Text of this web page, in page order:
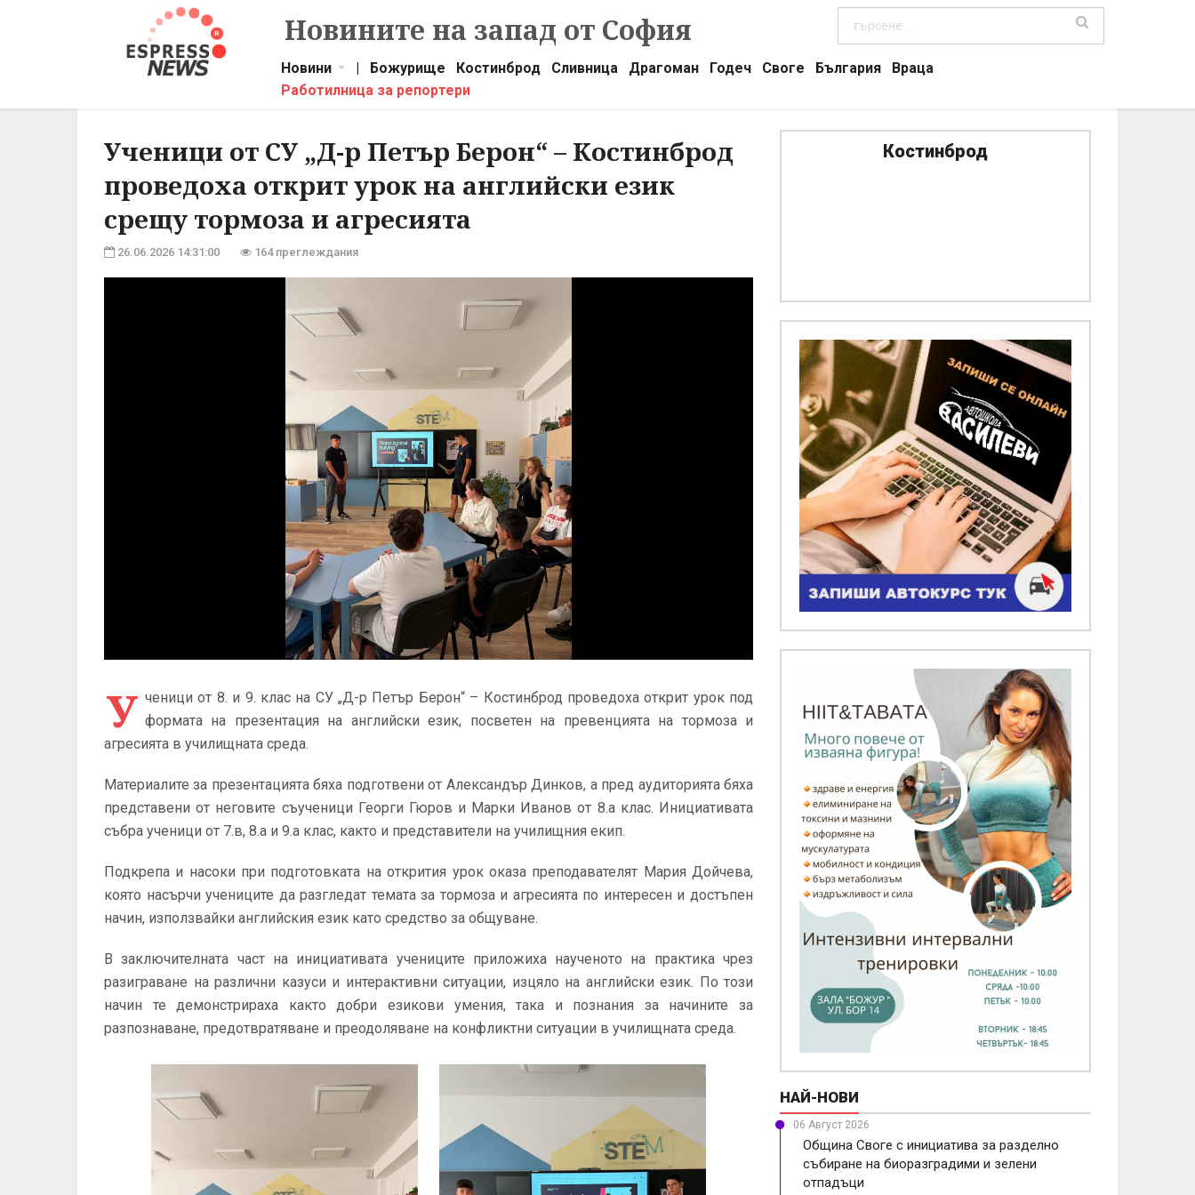
Новините на запад от София
Новини | Божурище Костинброд Сливница Драгоман Годеч Своге България
Враца
Работилница за репортери
Ученици от СУ „Д-р Петър Берон“ – Костинброд
проведоха открит урок на английски език
срещу тормоза и агресията
26.06.2026 14:31:00 164 преглеждания
У ченици от 8. и 9. клас на СУ „Д-р Петър Берон“ – Костинброд проведоха открит урок под
формата на презентация на английски език, посветен на превенцията на тормоза и
агресията в училищната среда.
Материалите за презентацията бяха подготвени от Александър Динков, а пред аудиторията бяха
представени от неговите съученици Георги Гюров и Марки Иванов от 8.а клас. Инициативата
събра ученици от 7.в, 8.а и 9.а клас, както и представители на училищния екип.
Подкрепа и насоки при подготовката на открития урок оказа преподавателят Мария Дойчева,
която насърчи учениците да разгледат темата за тормоза и агресията по интересен и достъпен
начин, използвайки английския език като средство за общуване.
В заключителната част на инициативата учениците приложиха наученото на практика чрез
разиграване на различни казуси и интерактивни ситуации, изцяло на английски език. По този
начин те демонстрираха както добри езикови умения, така и познания за начините за
разпознаване, предотвратяване и преодоляване на конфликтни ситуации в училищната среда.
Костинброд
НАЙ-НОВИ
06 Август 2026
Община Своге с инициатива за разделно
събиране на биоразградими и зелени
отпадъци